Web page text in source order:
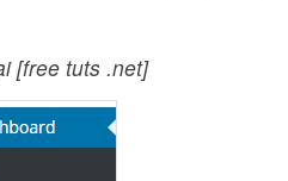
[free tuts .net]